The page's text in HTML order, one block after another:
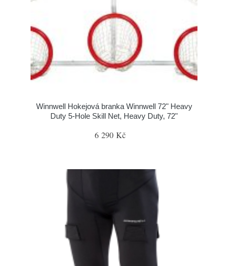
Winnwell Hokejová branka Winnwell 72" Heavy
Duty 5-Hole Skill Net, Heavy Duty, 72"
6 290 Kč